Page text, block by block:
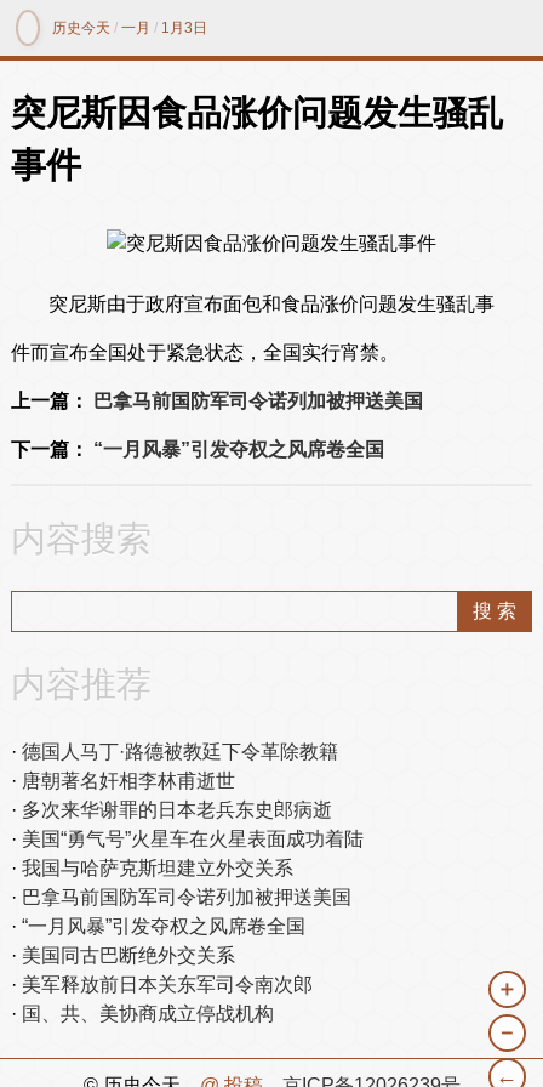
历史今天 /一月 / 1月3日
突尼斯因食品涨价问题发生骚乱
事件
突尼斯由于政府宣布面包和食品涨价问题发生骚乱事
件而宣布全国处于紧急状态，全国实行宵禁。
上一篇： 巴拿马前国防军司令诺列加被押送美国
下一篇： “一月风暴”引发夺权之风席卷全国
内容搜索
内容推荐
德国人马丁·路德被教廷下令革除教籍
唐朝著名奸相李林甫逝世
多次来华谢罪的日本老兵东史郎病逝
美国“勇气号”火星车在火星表面成功着陆
我国与哈萨克斯坦建立外交关系
巴拿马前国防军司令诺列加被押送美国
“一月风暴”引发夺权之风席卷全国
美国同古巴断绝外交关系
美军释放前日本关东军司令南次郎
国、共、美协商成立停战机构
＋
－
←